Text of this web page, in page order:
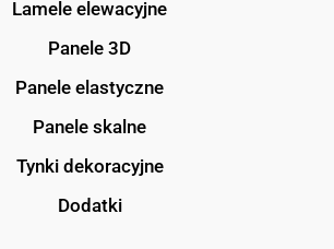
Lamele elewacyjne
Panele 3D
Panele elastyczne
Panele skalne
Tynki dekoracyjne
Dodatki